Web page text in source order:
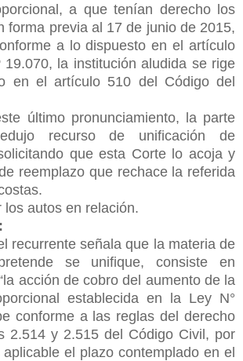
a que tenían derecho los
forma previa al 17 de junio de 2015,
a lo dispuesto en el artículo
19.070, la institución aludida se rige
en el artículo 510 del Código del
último pronunciamiento, la parte
recurso de unificación de
que esta Corte lo acoja y
reemplazo que rechace la referida
los autos en relación.
recurrente señala que la materia de
se unifique, consiste en
acción de cobro del aumento de la
establecida en la Ley N°
conforme a las reglas del derecho
2.514 y 2.515 del Código Civil, por
el plazo contemplado en el